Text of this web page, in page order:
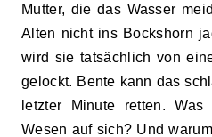
Mutter, die das Wasser
Alten nicht ins Bockshorn
wird sie tatsächlich von
gelockt. Bente kann das
letzter Minute retten.
Wesen auf sich? Und